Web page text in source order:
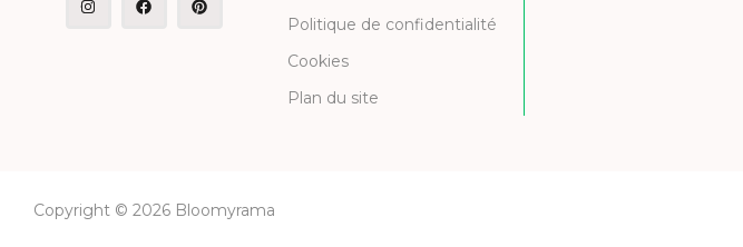
Politique de confidentialité
Cookies
Plan du site
Copyright © 2026 Bloomyrama